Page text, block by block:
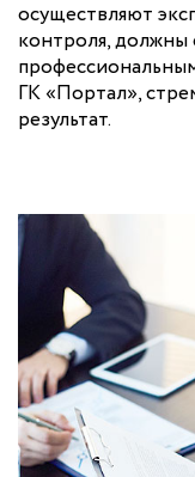
осуществляют
контроля, должны
ГК «Портал»,
результат.